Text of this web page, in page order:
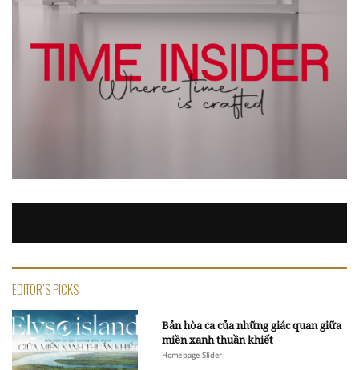
EDITOR'S PICKS
Bản hòa ca của những giác quan giữa
miền xanh thuần khiết
Homepage Slider